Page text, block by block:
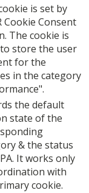
is set by
Cookie Consent
The cookie is
store the user
for the
in the category
the default
state of the
& the status
It works only
with
cookie.